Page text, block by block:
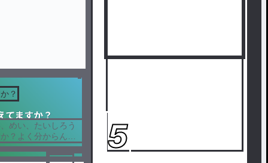
5
？
めい、たいしろう
？よく分からんや
たいしろうのこと